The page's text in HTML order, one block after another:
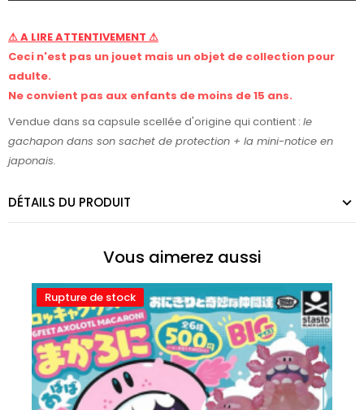
⚠ A LIRE ATTENTIVEMENT ⚠
Ceci n'est pas un jouet mais un objet de collection pour
adulte.
Ne convient pas aux enfants de moins de 15 ans.
Vendue dans sa capsule scellée d'origine qui contient : le
gachapon dans son sachet de protection + la mini-notice en
japonais.
DÉTAILS DU PRODUIT
Vous aimerez aussi
Rupture de stock